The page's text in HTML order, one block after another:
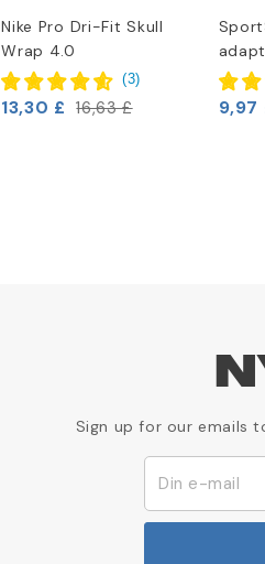
Nike Pro Dri-Fit Skull
Wrap 4.0
(3)
13,30 £ 16,63 £ 9,97
Sign up for our emails